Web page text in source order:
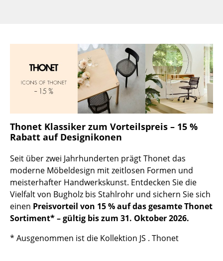
Hängeleuchten & Deckenleuchten
Tischleuchten
Schreibtischleuchten
Stehleuchten & Leseleuchten
Bodenleuchten
Wandleuchten
Outdoor-Leuchten
Akkuleuchten
... alle Leuchten
Thonet Klassiker zum Vorteilspreis – 15 %
Rabatt auf Designikonen
Seit über zwei Jahrhunderten prägt Thonet das
moderne Möbeldesign mit zeitlosen Formen und
meisterhafter Handwerkskunst. Entdecken Sie die
Vielfalt von Bugholz bis Stahlrohr und sichern Sie sich
einen Preisvorteil von 15 % auf das gesamte Thonet
Sortiment* – gültig bis zum 31. Oktober 2026.
* Ausgenommen ist die Kollektion JS . Thonet